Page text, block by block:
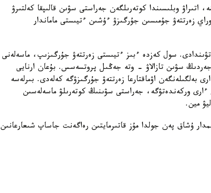
اتىراۋ وبلىسىندا كوتەرىلگەن جەراستى سۋىن قالىپقا كەلتىرۋ
زەرتتەۋ جۇمىسىن جۇرگىزۋ ءۇشىن ءتيىستى ماماندار
سول كەزدە ءبىز ءتيىستى زەرتتەۋ جۇرگىزىپ، ماسەلەنى
سۋىن تازالاۋ - وتە جەڭىل پروتسەسس. بۇعان ارنايى
بەلگىلەنگەن اۋماقتارعا زەرتتەۋ جۇرگىزۋگە كەلەدى. بىرلەسە
وركەندەتۋگە، جەراستى سۋىنىڭ كوتەرىلۋ ماسەلەسىن
مين.
ۇشاق پەن جولدا مۇز قاتىرمايتىن رەاگەنت جاساپ شىعارعانىن